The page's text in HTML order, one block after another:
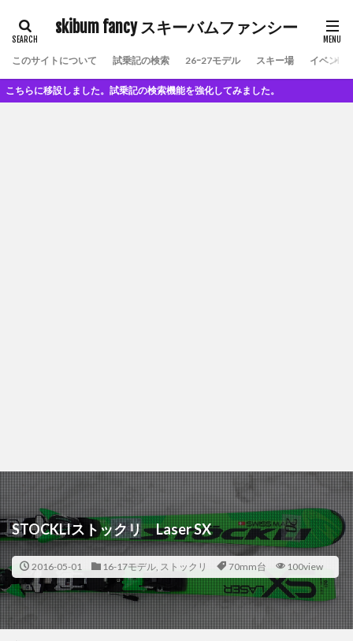
skibum fancy スキーバムファンシー
このサイトについて 試乗記の検索 26ｰ27モデル スキー場 イベント
設しました。試乗記の検索機能を強化してみました。
STOCKLIストックリ Laser SX
2016-05-01 16-17モデル, ストックリ 70mm台 100view